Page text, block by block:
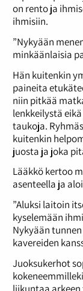
on rento ja
ihmisiin.
”Nykyään
minkäänlaisia
Hän kuitenkin
paineita
niin pitkää
lenkkeilystä
taukoja.
kuitenkin
juosta ja joka
Lääkkö kertoo
asenteella ja
”Aluksi laitoin
kyselemään
Nykyään
kavereiden
Juoksukerhot